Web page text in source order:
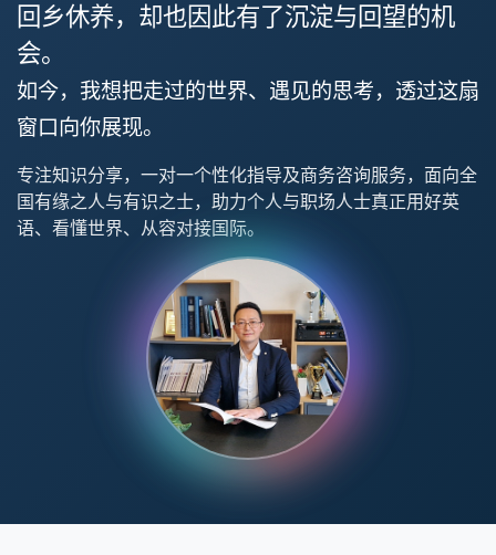
回乡休养，却也因此有了沉淀与回望的机
会。
如今，我想把走过的世界、遇见的思考，透过这扇
窗口向你展现。
专注知识分享，一对一个性化指导及商务咨询服务，面向全
国有缘之人与有识之士，助力个人与职场人士真正用好英
语、看懂世界、从容对接国际。